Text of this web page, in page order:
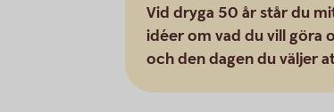
Vid dryga 50 år står du
idéer om vad du vill göra
och den dagen du väljer